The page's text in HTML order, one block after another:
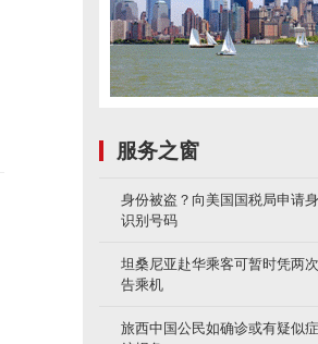
服务之窗
身份被盗？向美国国税局申请
识别号码
坦桑尼亚赴华乘客可暂时凭两
告乘机
旅西中国公民如确诊或有疑似